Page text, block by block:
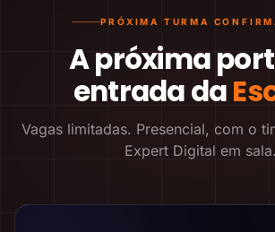
PRÓXIMA TURMA
A próxima
entrada da
Vagas limitadas. Presencial, com o
Expert Digital em sala.